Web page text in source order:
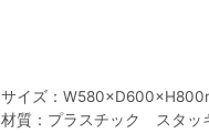
サイズ：
材質：プラスチック スタッ